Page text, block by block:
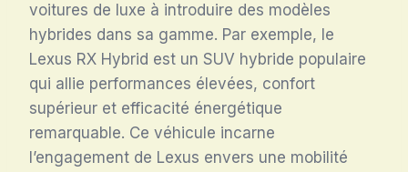
voitures de luxe à introduire des modèles
hybrides dans sa gamme. Par exemple, le
Lexus RX Hybrid est un SUV hybride populaire
qui allie performances élevées, confort
supérieur et efficacité énergétique
remarquable. Ce véhicule incarne
l’engagement de Lexus envers une mobilité